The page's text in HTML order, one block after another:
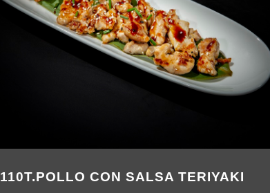
110T.POLLO CON SALSA TERIYAKI